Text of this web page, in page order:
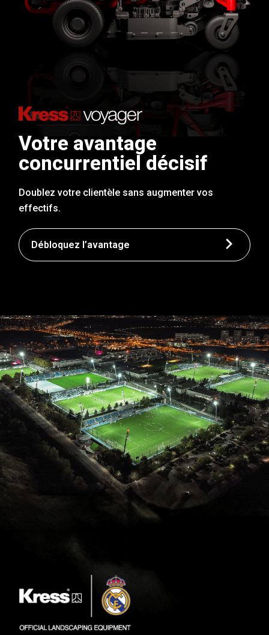
Votre avantage
concurrentiel décisif
Doublez votre clientèle sans augmenter vos
effectifs.
Débloquez l’avantage